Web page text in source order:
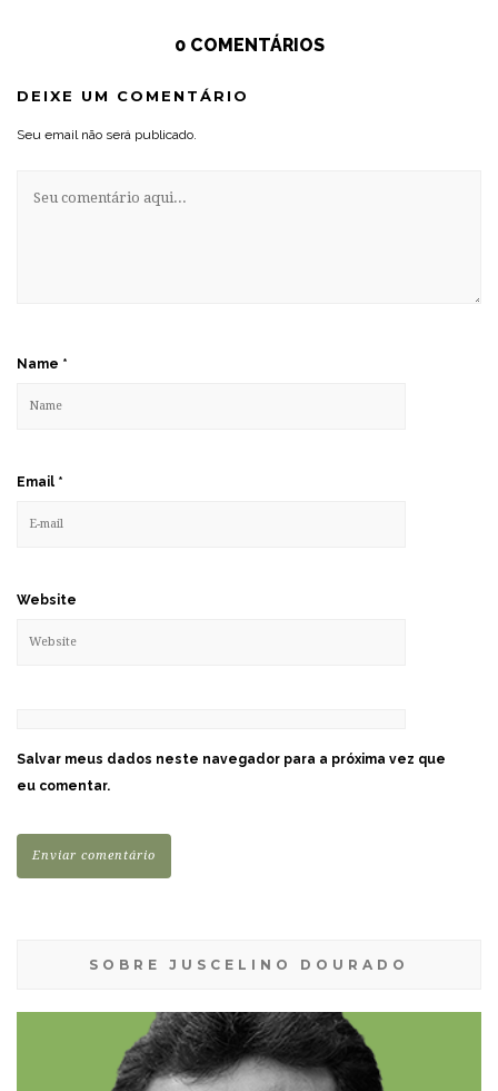
0 COMENTÁRIOS
DEIXE UM COMENTÁRIO
Seu email não será publicado.
Name *
Email *
Website
Salvar meus dados neste navegador para a próxima vez que
eu comentar.
SOBRE JUSCELINO DOURADO